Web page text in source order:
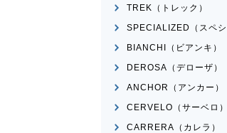
TREK（トレック）
SPECIALIZED（スペシ
BIANCHI（ビアンキ）
DEROSA（デローザ）
ANCHOR（アンカー）
CERVELO（サーベロ）
CARRERA（カレラ）